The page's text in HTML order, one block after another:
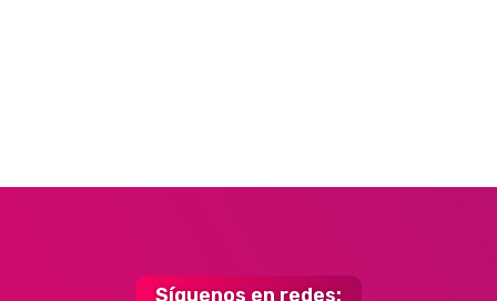
Síguenos en redes: